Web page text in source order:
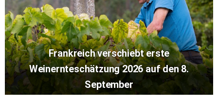
Frankreich verschiebt erste
Weinernteschätzung 2026 auf den 8.
September